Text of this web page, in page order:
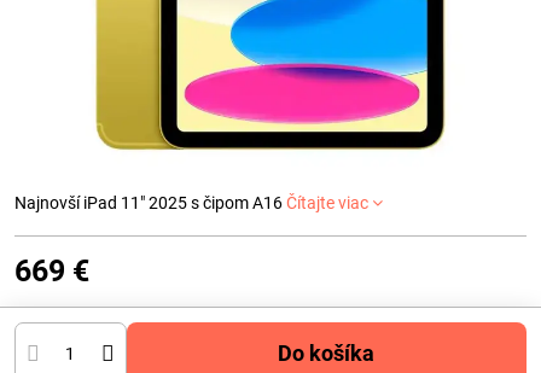
Najnovší iPad 11" 2025 s čipom A16Čítajte viac
669 €
Do košíka